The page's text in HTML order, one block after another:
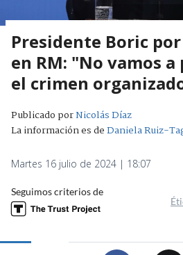
Presidente Boric
en RM: "No vamos
el crimen
Publicado porNicolás Díaz
La información es deDaniela Ruiz-
Martes 16 julio de 2024 | 18:07
Seguimos criterios de